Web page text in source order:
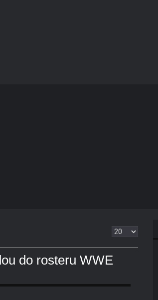
Zobrazit
do rosteru WWE